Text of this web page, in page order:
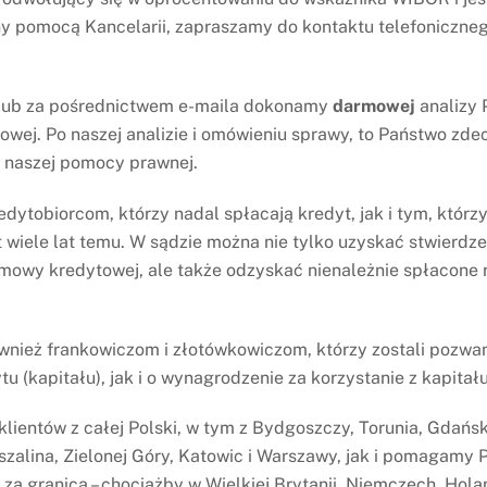
pomocą Kancelarii, zapraszamy do kontaktu
za pośrednictwem e-maila dokonamy darmowej analizy
Po naszej analizie i omówieniu sprawy, to Państwo
pomocy prawnej.
którzy nadal spłacają kredyt, jak i tym,
wiele lat temu. W sądzie można nie tylko uzyskać
kredytowej, ale także odzyskać nienależnie spłacone
frankowiczom i złotówkowiczom, którzy zostali
(kapitału), jak i o wynagrodzenie za korzystanie z
z całej Polski, w tym z Bydgoszczy, Torunia,
Zielonej Góry, Katowic i Warszawy, jak i pomagamy
za nieważną oraz zasądził zwrot kosztów procesu.
Wyrok prawomocny – nieważna umowa
– zwrot
w toku procesu,
dawny BGŻ
Wyrok prawomocny – nieważna
umowa Santander Consumer Bank